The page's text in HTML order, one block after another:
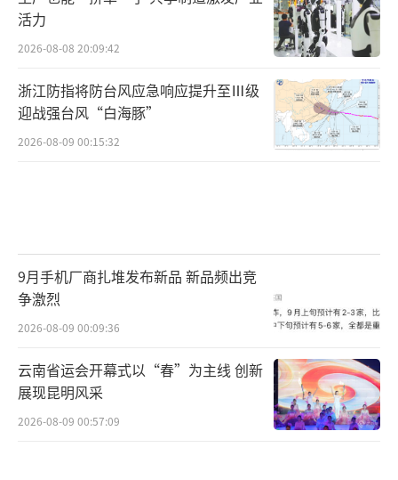
活力
2026-08-08 20:09:42
浙江防指将防台风应急响应提升至Ⅲ级
迎战强台风“白海豚”
2026-08-09 00:15:32
9月手机厂商扎堆发布新品 新品频出竞
争激烈
2026-08-09 00:09:36
云南省运会开幕式以“春”为主线 创新
展现昆明风采
2026-08-09 00:57:09